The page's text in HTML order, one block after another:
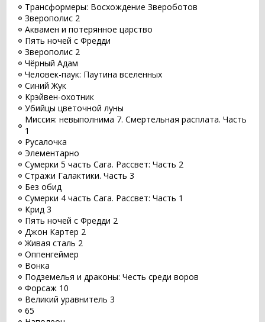
Трансформеры: Восхождение Звероботов
Зверополис 2
Аквамен и потерянное царство
Пять ночей с Фредди
Зверополис 2
Чёрный Адам
Человек-паук: Паутина вселенных
Синий Жук
Крэйвен-охотник
Убийцы цветочной луны
Миссия: невыполнима 7. Смертельная расплата. Часть
1
Русалочка
Элементарно
Сумерки 5 часть Сага. Рассвет: Часть 2
Стражи Галактики. Часть 3
Без обид
Сумерки 4 часть Сага. Рассвет: Часть 1
Крид 3
Пять ночей с Фредди 2
Джон Картер 2
Живая сталь 2
Оппенгеймер
Вонка
Подземелья и драконы: Честь среди воров
Форсаж 10
Великий уравнитель 3
65